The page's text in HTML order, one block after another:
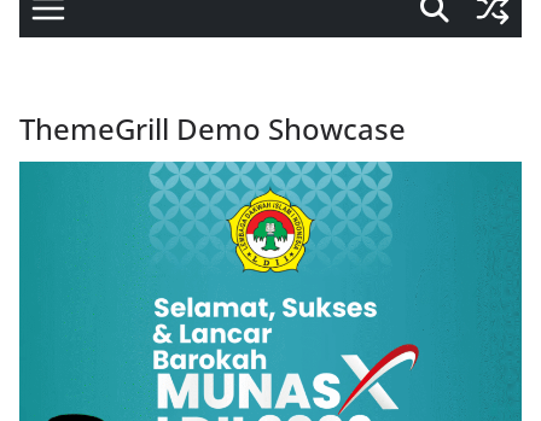
ThemeGrill Demo Showcase